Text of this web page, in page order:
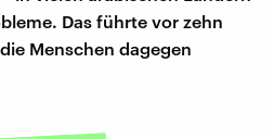
Das führte vor zehn
Menschen dagegen